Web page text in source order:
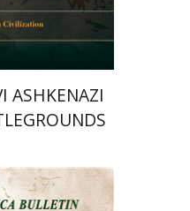
ASHKENAZI